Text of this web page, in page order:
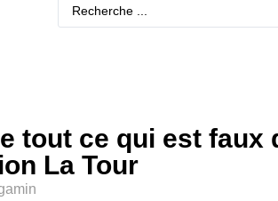
tout ce qui est faux
La Tour